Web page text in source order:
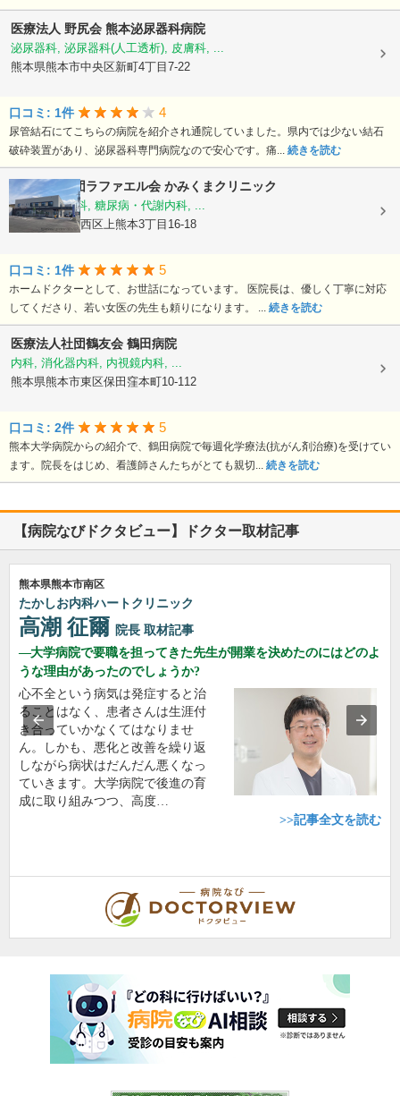
医療法人 野尻会 熊本泌尿器科病院
泌尿器科, 泌尿器科(人工透析), 皮膚科, ...
熊本県熊本市中央区新町4丁目7-22
口コミ: 1件 4
尿管結石にてこちらの病院を紹介され通院していました。県内では少ない結石
破砕装置があり、泌尿器科専門病院なので安心です。痛... 続きを読む
医療法人社団ラファエル会 かみくまクリニック
整形外科, 内科, 糖尿病・代謝内科, ...
熊本県熊本市西区上熊本3丁目16-18
口コミ: 1件 5
ホームドクターとして、お世話になっています。 医院長は、優しく丁寧に対応
してくださり、若い女医の先生も頼りになります。 ... 続きを読む
医療法人社団鶴友会 鶴田病院
内科, 消化器内科, 内視鏡内科, ...
熊本県熊本市東区保田窪本町10-112
口コミ: 2件 5
熊本大学病院からの紹介で、鶴田病院で毎週化学療法(抗がん剤治療)を受けてい
ます。院長をはじめ、看護師さんたちがとても親切... 続きを読む
【病院なびドクタビュー】ドクター取材記事
熊本県熊本市南区
たかしお内科ハートクリニック
高潮 征爾 院長 取材記事
大学病院で要職を担ってきた先生が開業を決めたのにはどのよ
うな理由があったのでしょうか?
心不全という病気は発症すると治
ることはなく、患者さんは生涯付
き合っていかなくてはなりませ
ん。しかも、悪化と改善を繰り返
しながら病状はだんだん悪くなっ
ていきます。大学病院で後進の育
成に取り組みつつ、高度…
>>記事全文を読む